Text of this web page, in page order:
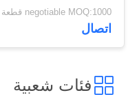
للمزرعة
negotiable MOQ:1000 قطعة
اتصال
فئات شعبية